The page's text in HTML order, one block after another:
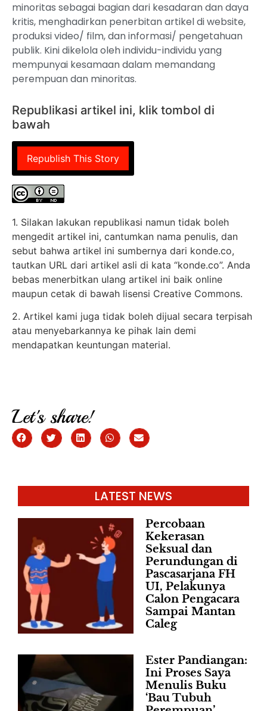
minoritas sebagai bagian dari kesadaran dan daya
kritis, menghadirkan penerbitan artikel di website,
produksi video/ film, dan informasi/ pengetahuan
publik. Kini dikelola oleh individu-individu yang
mempunyai kesamaan dalam memandang
perempuan dan minoritas.
Republikasi artikel ini, klik tombol di
bawah
Republish This Story
1. Silakan lakukan republikasi namun tidak boleh
mengedit artikel ini, cantumkan nama penulis, dan
sebut bahwa artikel ini sumbernya dari konde.co,
tautkan URL dari artikel asli di kata “konde.co”. Anda
bebas menerbitkan ulang artikel ini baik online
maupun cetak di bawah lisensi Creative Commons.
2. Artikel kami juga tidak boleh dijual secara terpisah
atau menyebarkannya ke pihak lain demi
mendapatkan keuntungan material.
Let's share!
LATEST NEWS
Percobaan
Kekerasan
Seksual dan
Perundungan di
Pascasarjana FH
UI, Pelakunya
Calon Pengacara
Sampai Mantan
Caleg
Ester Pandiangan:
Ini Proses Saya
Menulis Buku
‘Bau Tubuh